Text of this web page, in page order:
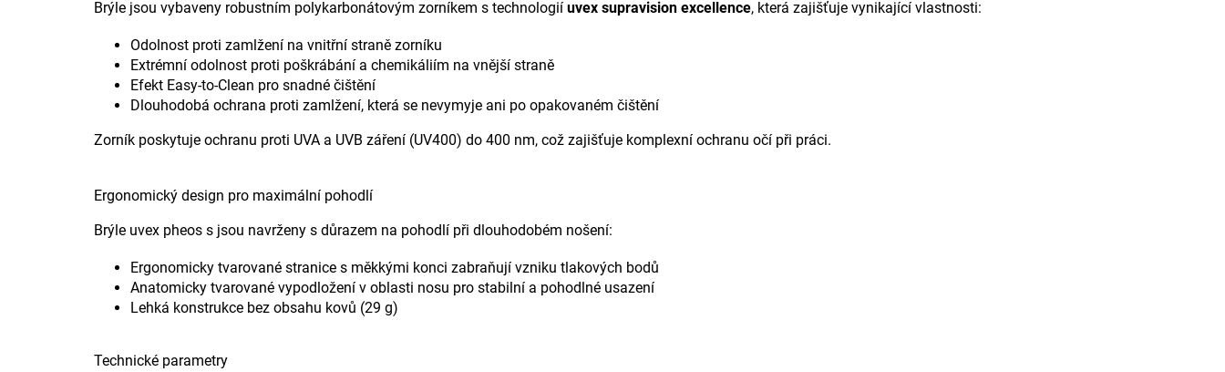
Brýle jsou vybaveny robustním polykarbonátovým zorníkem s technologií uvex supravision excellence, která zajišťuje vynikající vlastnosti:
Odolnost proti zamlžení na vnitřní straně zorníku
Extrémní odolnost proti poškrábání a chemikáliím na vnější straně
Efekt Easy-to-Clean pro snadné čištění
Dlouhodobá ochrana proti zamlžení, která se nevymyje ani po opakovaném čištění
Zorník poskytuje ochranu proti UVA a UVB záření (UV400) do 400 nm, což zajišťuje komplexní ochranu očí při práci.
Ergonomický design pro maximální pohodlí
Brýle uvex pheos s jsou navrženy s důrazem na pohodlí při dlouhodobém nošení:
Ergonomicky tvarované stranice s měkkými konci zabraňují vzniku tlakových bodů
Anatomicky tvarované vypodložení v oblasti nosu pro stabilní a pohodlné usazení
Lehká konstrukce bez obsahu kovů (29 g)
Technické parametry